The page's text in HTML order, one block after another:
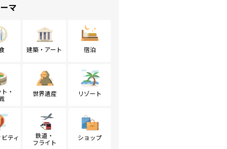
マ
建築・アート 宿泊
・
世界遺産 リゾート
ティ
鉄道・
フライト
ショップ